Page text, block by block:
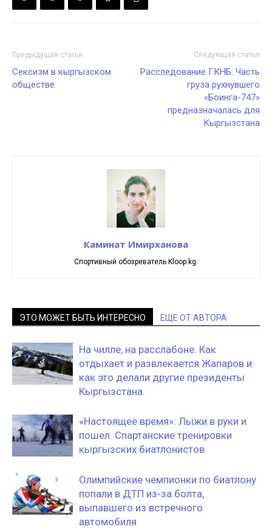
Предыдущая статья
Сексизм в кыргызском
обществе
Следующая статья
Расследование ГКНБ: Часть
груза рухнувшего
«Боинга-747»
предназначалась для
Кыргызстана
Каминат Имирханова
Спортивный обозреватель Kloop.kg.
ЭТО МОЖЕТ БЫТЬ ИНТЕРЕСНО ЕЩЕ ОТ АВТОРА
На чилле, на расслабоне. Как
отдыхает и развлекается Жапаров и
как это делали другие президенты
Кыргызстана
«Настоящее время»: Лыжи в руки и
пошел. Cпартанские тренировки
кыргызских биатлонистов
Олимпийские чемпионки по биатлону
попали в ДТП из-за болта,
выпавшего из встречного
автомобиля